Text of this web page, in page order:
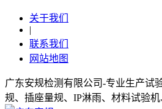
关于我们
|
联系我们
网站地图
广东安规检测有限公司-专业生产试
规、插座量规、IP淋雨、材料试验